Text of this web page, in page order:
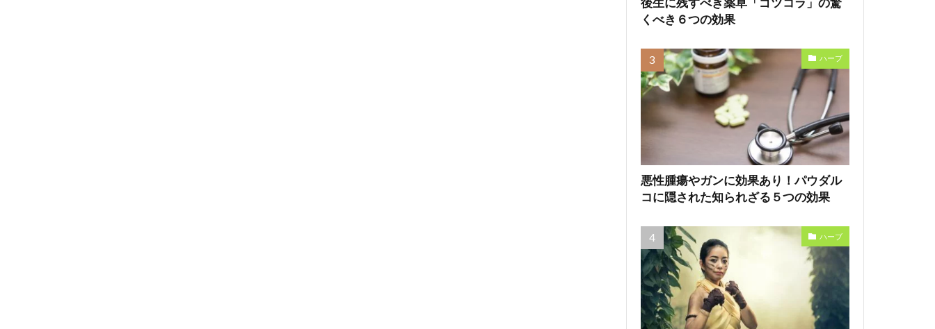
くべき６つの効果
ハーブ
悪性腫瘍やガンに効果あり！パウダル
コに隠された知られざる５つの効果
ハーブ